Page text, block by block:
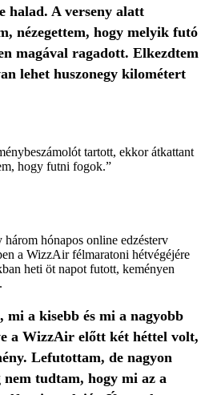
halad. A verseny alatt
nézegettem, hogy melyik futó
magával ragadott. Elkezdtem
lehet huszonegy kilométert
tartott, ekkor átkattant
hogy futni fogok.”
három hónapos online edzésterv
a WizzAir félmaratoni hétvégéjére
heti öt napot futott, keményen
mi a kisebb és mi a nagyobb
a WizzAir előtt két héttel volt,
Lefutottam, de nagyon
tudtam, hogy mi az a